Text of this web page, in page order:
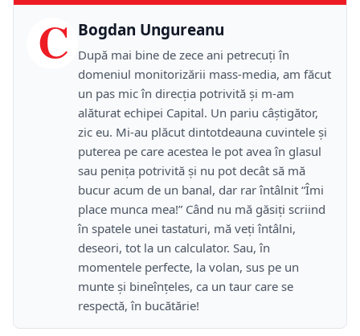
C Bogdan Ungureanu
După mai bine de zece ani petrecuţi în
domeniul monitorizării mass-media, am făcut
un pas mic în direcţia potrivită şi m-am
alăturat echipei Capital. Un pariu câştigător,
zic eu. Mi-au plăcut dintotdeauna cuvintele şi
puterea pe care acestea le pot avea în glasul
sau peniţa potrivită şi nu pot decât să mă
bucur acum de un banal, dar rar întâlnit “Îmi
place munca mea!” Când nu mă găsiţi scriind
în spatele unei tastaturi, mă veţi întâlni,
deseori, tot la un calculator. Sau, în
momentele perfecte, la volan, sus pe un
munte şi bineînţeles, ca un taur care se
respectă, în bucătărie!